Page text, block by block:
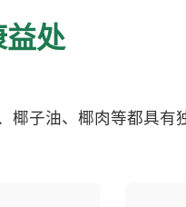
处
椰子油、椰肉等都具有